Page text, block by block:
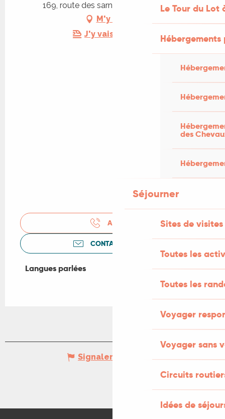
Le Tour du Lot
des
Séjourner
Sites de visites
Toutes les
Toutes les
Voyager
Voyager sans
Circuits
Idées de
169, route des sarnels, 46350 Loupiac
M'y rendre
J'y vais en train !
APPELER
CONTACTEZ-NOUS
Langues parlées
Langues parlées
Signaler une erreur